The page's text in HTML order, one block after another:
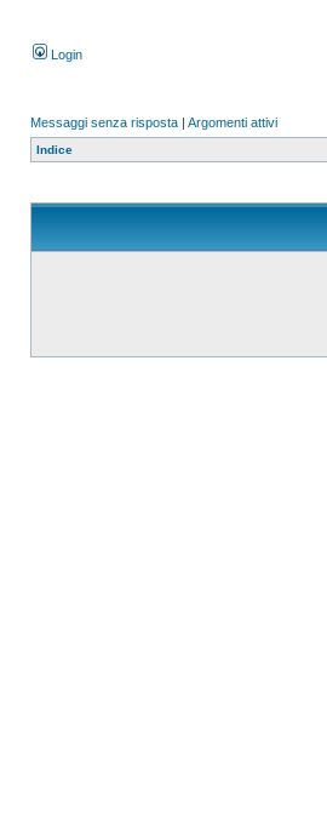
Login
Messaggi senza risposta | Argomenti attivi
Indice